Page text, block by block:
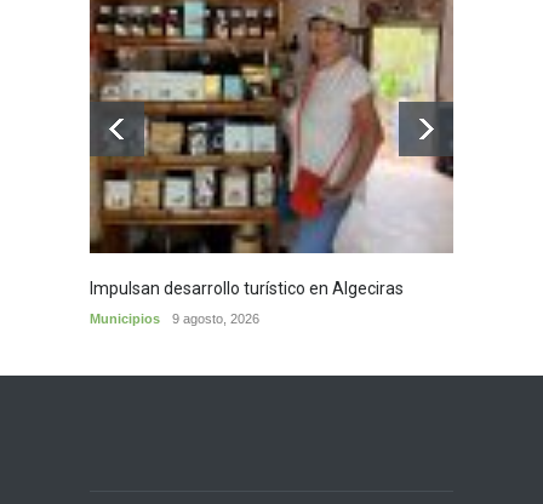
Impulsan desarrollo turístico en Algeciras
Municipios 9 agosto, 2026